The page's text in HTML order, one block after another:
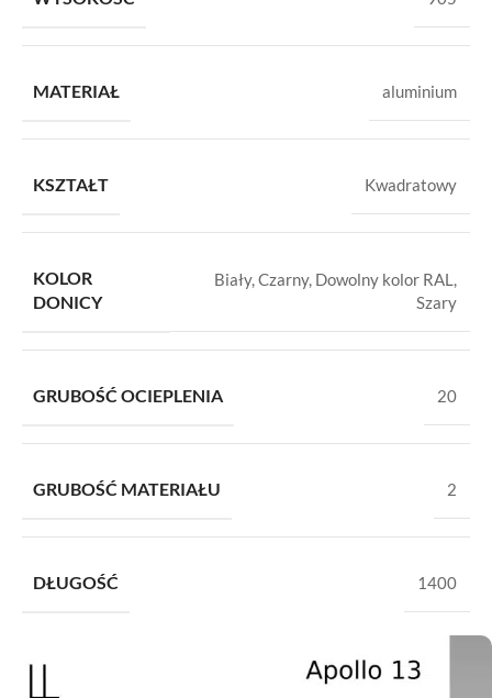
MATERIAŁ aluminium
KSZTAŁT Kwadratowy
KOLOR
DONICY
Biały, Czarny, Dowolny kolor RAL
Szary
GRUBOŚĆ OCIEPLENIA 20
GRUBOŚĆ MATERIAŁU 2
DŁUGOŚĆ 1400